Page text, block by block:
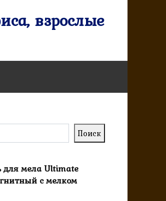
взрослые
Поиск
для мела Ultimate
с мелком